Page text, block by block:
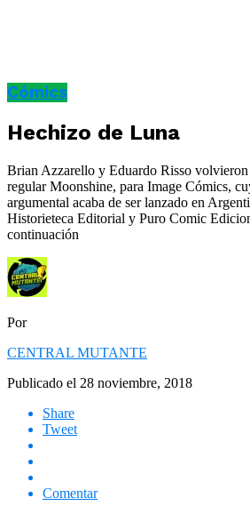
Cómics
Hechizo de Luna
Brian Azzarello y Eduardo Risso volvieron
regular Moonshine, para Image Cómics,
argumental acaba de ser lanzado en
Historieteca Editorial y Puro Comic
continuación
Por
CENTRAL MUTANTE
Publicado el 28 noviembre, 2018
Share
Tweet
Comentar